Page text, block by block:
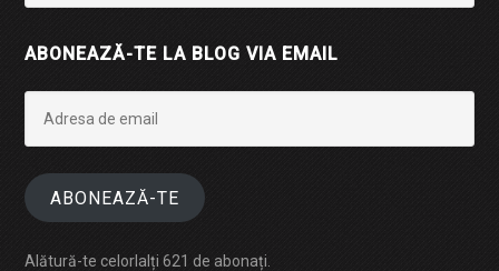
ABONEAZĂ-TE LA BLOG VIA EMAIL
email
ABONEAZĂ-TE
Alătură-te celorlalți 621 de abonați.